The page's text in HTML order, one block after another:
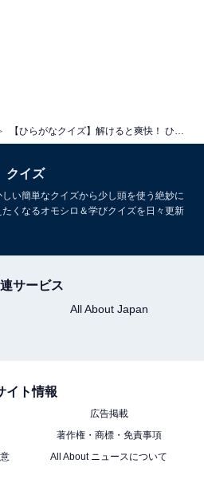
クイズ
い簡単なクイズから少し頭を使う絶妙に
くなるオモシロ＆学びクイズを日々更新
サービス
All About Japan
イト情報
広告掲載
著作権・商標・免責事項
All About ニュースについて